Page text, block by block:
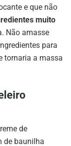
e que não
muito
Não amasse
para
tornaria a massa
de
de baunilha